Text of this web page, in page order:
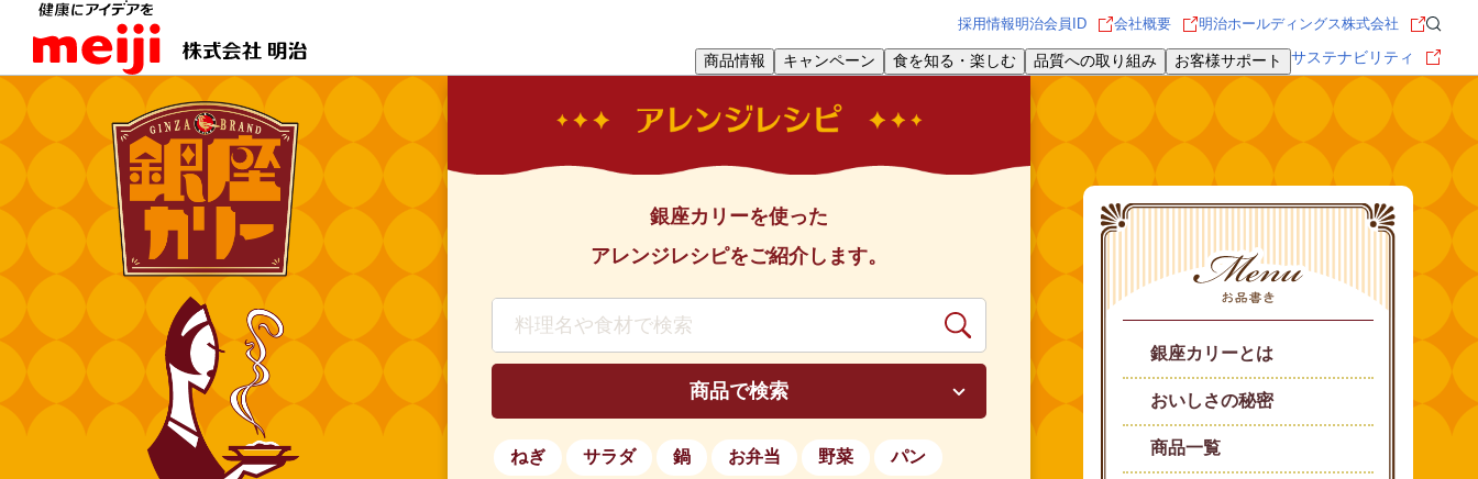
商品情報 キャンペーン 食を知る・楽しむ 品質への取り組み お客様サポート サステナビリティ
採用情報明治会員ID 会社概要 明治ホールディングス株式会社
銀座カリーとは
おいしさの秘密
商品一覧
銀座カリーを使った
アレンジレシピをご紹介します。
商品で検索
ねぎ サラダ 鍋 お弁当 野菜 パン